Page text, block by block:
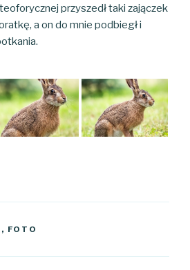
przyszedł taki zajączek
a on do mnie podbiegł i
, FOTO